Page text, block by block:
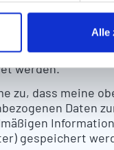
Alle
Daten
der Anfrage
werden.
zu, dass meine
Daten
gespeichert